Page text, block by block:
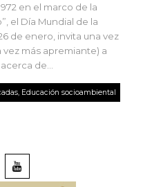
en el marco de la
el Día Mundial de la
de enero, invita una vez
vez más apremiante) a
de...
, Educación socioambiental